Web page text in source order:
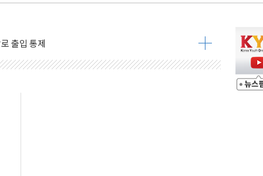
본격화…'AI 데이터 기반 메디테크 혁신허브' 구상
…1명 심정지·5명 부상
화헬기 3대 투입
억원 돌파
융 지원
장바구니에 홈플러스 담아달라" 호소
주 포용금융 조직개편 신호탄